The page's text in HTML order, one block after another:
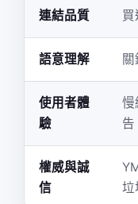
連結品質
語意理解
使用者體
驗
慢
告
權威與誠
信
垃